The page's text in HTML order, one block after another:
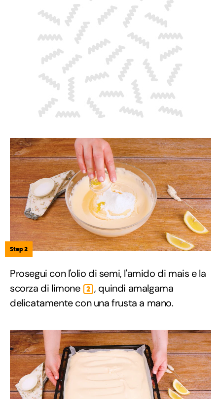
Step 2
Prosegui con l'olio di semi, l'amido di mais e la
scorza di limone
2 , quindi amalgama
delicatamente con una frusta a mano.